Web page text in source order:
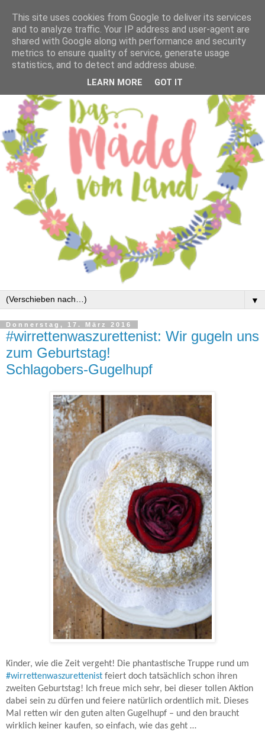
▼
Donnerstag, 17. März 2016
#wirrettenwaszurettenist: Wir gugeln uns
zum Geburtstag!
Schlagobers-Gugelhupf
Kinder, wie die Zeit vergeht! Die phantastische Truppe rund um
#wirrettenwaszurettenist feiert doch tatsächlich schon ihren
zweiten Geburtstag! Ich freue mich sehr, bei dieser tollen Aktion
dabei sein zu dürfen und feiere natürlich ordentlich mit. Dieses
Mal retten wir den guten alten Gugelhupf – und den braucht
wirklich keiner kaufen, so einfach, wie das geht …
This site uses cookies from Google to deliver its services
and to analyze traffic. Your IP address and user-agent are
shared with Google along with performance and security
metrics to ensure quality of service, generate usage
statistics, and to detect and address abuse.
LEARN MORE GOT IT